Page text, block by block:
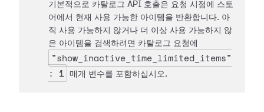
기본적으로 카탈로그 API 호출은 요청 시점에 스토
어에서 현재 사용 가능한 아이템을 반환합니다. 아
직 사용 가능하지 않거나 더 이상 사용 가능하지 않
은 아이템을 검색하려면 카탈로그 요청에
"show_inactive_time_limited_items"
: 1
매개 변수를 포함하십시오.